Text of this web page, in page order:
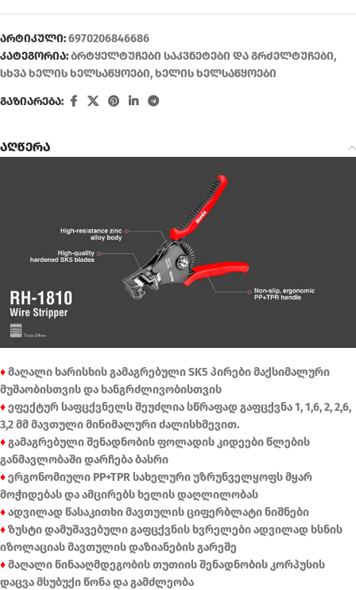
არტიკული:6970206846686
კატეგორია:ბრტყელტუჩები საკვნეტები და გრძელტუჩები,
სხვა ხელის ხელსაწყოები,ხელის ხელსაწყოები
გაზიარება:
აღწერა
♦მაღალი ხარისხის გამაგრებული SK5 პირები მაქსიმალური
მუშაობისთვის და ხანგრძლივობისთვის
♦ეფექტურ საფცქვნელს შეუძლია სწრაფად გაფცქვნა 1, 1,6, 2, 2,6,
3,2 მმ მავთული მინიმალური ძალისხმევით.
♦გამაგრებული შენადნობის ფოლადის კიდეები წლების
განმავლობაში დარჩება ბასრი
♦ერგონომიული PP+TPR სახელური უზრუნველყოფს მყარ
მოჭიდებას და ამცირებს ხელის დაღლილობას
♦ადვილად წასაკითხი მავთულის ციფერბლატი ნიშნები
♦ზუსტი დამუშავებული გაფცქვნის ხვრელები ადვილად ხსნის
იზოლაციას მავთულის დაზიანების გარეშე
♦მაღალი წინააღმდეგობის თუთიის შენადნობის კორპუსის
დაცვა მსუბუქი წონა და გამძლეობა